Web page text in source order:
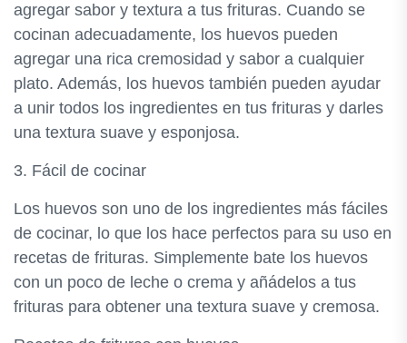
agregar sabor y textura a tus frituras. Cuando se
cocinan adecuadamente, los huevos pueden
agregar una rica cremosidad y sabor a cualquier
plato. Además, los huevos también pueden ayudar
a unir todos los ingredientes en tus frituras y darles
una textura suave y esponjosa.
3. Fácil de cocinar
Los huevos son uno de los ingredientes más fáciles
de cocinar, lo que los hace perfectos para su uso en
recetas de frituras. Simplemente bate los huevos
con un poco de leche o crema y añádelos a tus
frituras para obtener una textura suave y cremosa.